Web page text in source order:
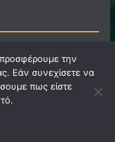
την
Εάν συνεχίσετε να
πως είστε